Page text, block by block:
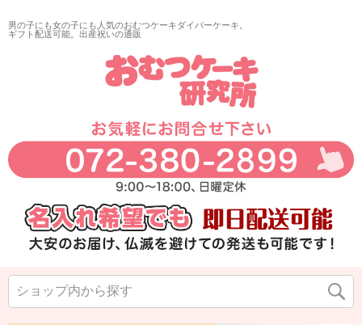
男の子にも女の子にも人気のおむつケーキダイパーケーキ。
ギフト配送可能。出産祝いの通販